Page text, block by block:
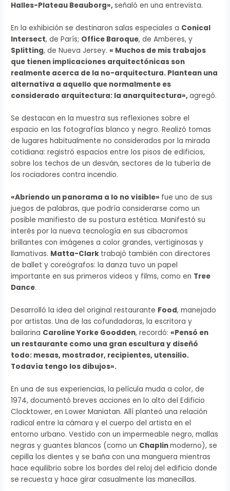
Halles-Plateau Beauborg»,señaló en una entrevista.
En la exhibición se destinaron salas especiales a Conical
Intersect, de París; Office Baroque, de Amberes, y
Splitting, de Nueva Jersey.« Muchos de mis trabajos
que tienen implicaciones arquitectónicas son
realmente acerca de la no-arquitectura. Plantean una
alternativa a aquello que normalmente es
considerado arquitectura: la anarquitectura»,agregó.
Se destacan en la muestra sus reflexiones sobre el
espacio en las fotografías blanco y negro. Realizó tomas
de lugares habitualmente no considerados por la mirada
cotidiana: registró espacios entre los pisos de edificios,
sobre los techos de un desván, sectores de la tubería de
los rociadores contra incendio.
«Abriendo un panorama a lo no visible» fue uno de sus
juegos de palabras, que podría considerarse como un
posible manifiesto de su postura estética. Manifestó su
interés por la nueva tecnología en sus cibacromos
brillantes con imágenes a color grandes, vertiginosas y
llamativas. Matta-Clark trabajó también con directores
de ballet y coreógrafos: la danza tuvo un papel
importante en sus primeros videos y films, como en Tree
Dance.
Desarrolló la idea del original restaurante Food, manejado
por artistas. Una de las cofundadoras, la escritora y
bailarina Caroline Yorke Goodden, recordó:«Pensó en
un restaurante como una gran escultura y diseñó
todo: mesas, mostrador, recipientes, utensilio.
Todavía tengo los dibujos».
En una de sus experiencias, la película muda a color, de
1974, documentó breves acciones en lo alto del Edificio
Clocktower, en Lower Maniatan. Allí planteó una relación
radical entre la cámara y el cuerpo del artista en el
entorno urbano. Vestido con un impermeable negro, mallas
negras y guantes blancos (como un Chaplinmoderno), se
cepilla los dientes y se baña con una manguera mientras
hace equilibrio sobre los bordes del reloj del edificio donde
se recuesta y hace girar casualmente las manecillas.